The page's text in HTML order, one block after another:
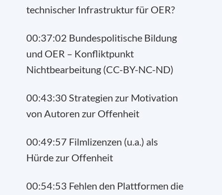
technischer Infrastruktur für OER?
00:37:02 Bundespolitische Bildung
und OER – Konfliktpunkt
Nichtbearbeitung (CC-BY-NC-ND)
00:43:30 Strategien zur Motivation
von Autoren zur Offenheit
00:49:57 Filmlizenzen (u.a.) als
Hürde zur Offenheit
00:54:53 Fehlen den Plattformen die